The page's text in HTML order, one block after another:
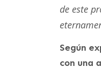
de este
Según
con una